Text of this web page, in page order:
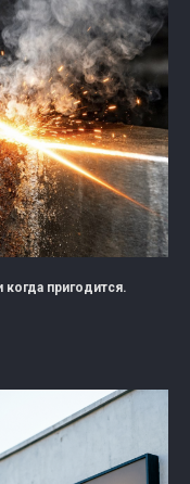
когда пригодится.